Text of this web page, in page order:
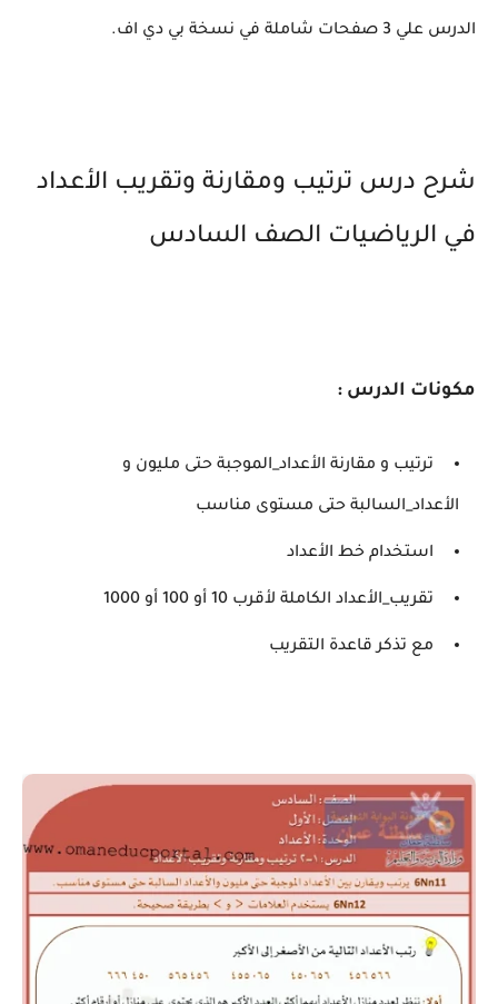
الدرس علي 3 صفحات شاملة في نسخة بي دي اف.
شرح درس ترتيب ومقارنة وتقريب الأعداد
في الرياضيات الصف السادس
مكونات الدرس :
ترتيب و مقارنة الأعداد_الموجبة حتى مليون و
الأعداد_السالبة حتى مستوى مناسب
استخدام خط الأعداد
تقريب_الأعداد الكاملة لأقرب 10 أو 100 أو 1000
مع تذكر قاعدة التقريب